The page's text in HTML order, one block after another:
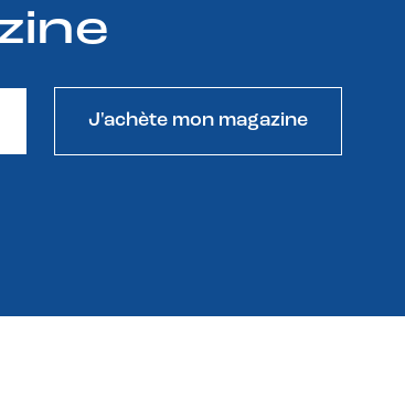
J'achète mon magazine